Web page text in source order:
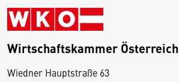
Wirtschaftskammer Österreich
Wiedner Hauptstraße 63
D